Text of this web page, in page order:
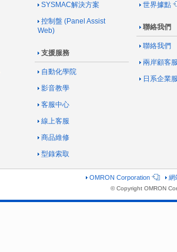
SYSMAC解決方案
控制盤 (Panel Assist
Web)
支援服務
自動化學院
影音教學
客服中心
線上客服
商品維修
型錄索取
世界據點
聯絡我們
聯絡我們
兩岸顧客
日系企業
OMRON Corporation 網
© Copyright OMRON